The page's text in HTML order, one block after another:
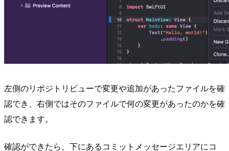
左側のリポジトリビューで変更や追加があったファイルを確
認でき、右側ではそのファイルで何の変更があったのかを確
認できます。
確認ができたら、下にあるコミットメッセージエリアにコ